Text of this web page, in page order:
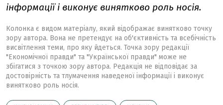
інформації і виконує винятково роль носія.
Колонка є видом матеріалу, який відображає винятково точку
зору автора. Вона не претендує на об'єктивність та всебічність
висвітлення теми, про яку йдеться. Точка зору редакції
"Економічної правди" та "Української правди" може не
збігатися з точкою зору автора. Редакція не відповідає за
достовірність та тлумачення наведеної інформації і виконує
винятково роль носія.